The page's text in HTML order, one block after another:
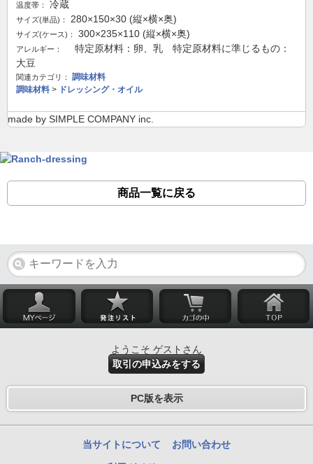
温度帯： 冷蔵
サイズ(単品)： 280×150×30 (縦×横×奥)
サイズ(ケース)： 300×235×110 (縦×横×奥)
アレルギー：
特定原材料：卵、乳 特定原材料に準じるもの：
大豆
関連カテゴリ：
調味材料
調味材料 > ドレッシング・オイル
made by SIMPLE COMPANY inc.
商品一覧に戻る
ようこそ ゲストさん
取引の申込みをする
PC版を表示
当サイトについて お問い合わせ